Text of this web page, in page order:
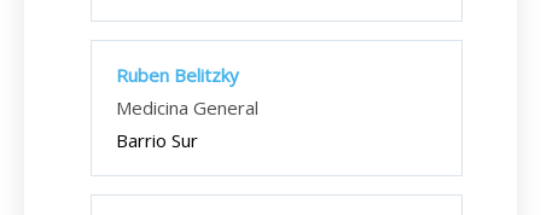
Ruben Belitzky
Medicina General
Barrio Sur